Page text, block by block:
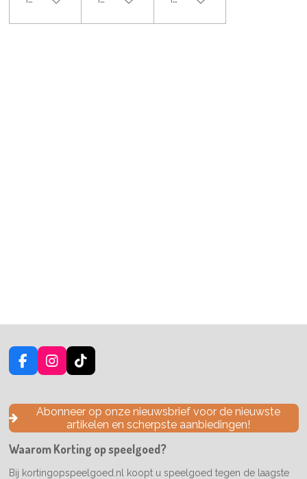
F
a
e
o
k
I
n
t
a
g
a
m
T
i
T
o
k
Abonneer op onze nieuwsbrief voor de nieuwste
artikelen en scherpste aanbiedingen!
Waarom Korting op speelgoed?
Bij kortingopspeelgoed.nl koopt u speelgoed tegen de laagste